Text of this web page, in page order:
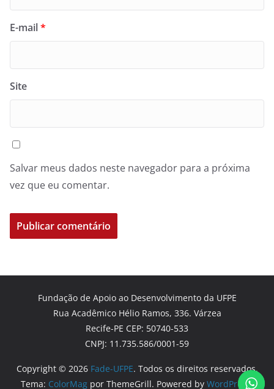
E-mail*
Site
Salvar meus dados neste navegador para a próxima
vez que eu comentar.
Fundação de Apoio ao Desenvolvimento da UFPE
Rua Acadêmico Hélio Ramos, 336. Várzea
Recife-PE CEP: 50740-533
CNPJ: 11.735.586/0001-59
Copyright © 2026 Fade-UFPE. Todos os direitos reservados.
Tema: ColorMag por ThemeGrill. Powered by WordPress.